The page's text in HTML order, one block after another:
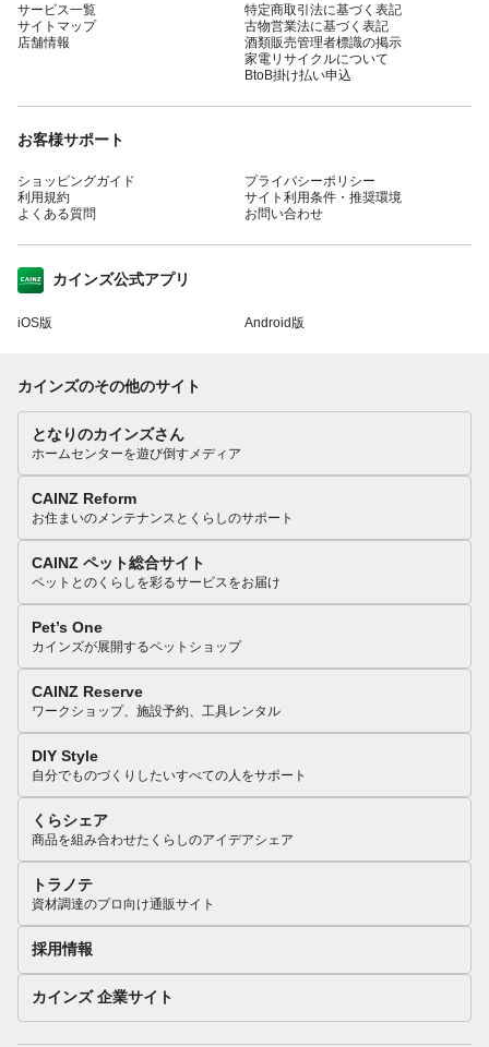
サービス一覧
サイトマップ
店舗情報
特定商取引法に基づく表記
古物営業法に基づく表記
酒類販売管理者標識の掲示
家電リサイクルについて
BtoB掛け払い申込
お客様サポート
ショッピングガイド
利用規約
よくある質問
プライバシーポリシー
サイト利用条件・推奨環境
お問い合わせ
カインズ公式アプリ
iOS版 Android版
カインズのその他のサイト
となりのカインズさん
ホームセンターを遊び倒すメディア
CAINZ Reform
お住まいのメンテナンスとくらしのサポート
CAINZ ペット総合サイト
ペットとのくらしを彩るサービスをお届け
Pet’s One
カインズが展開するペットショップ
CAINZ Reserve
ワークショップ、施設予約、工具レンタル
DIY Style
自分でものづくりしたいすべての人をサポート
くらシェア
商品を組み合わせたくらしのアイデアシェア
トラノテ
資材調達のプロ向け通販サイト
採用情報
カインズ 企業サイト